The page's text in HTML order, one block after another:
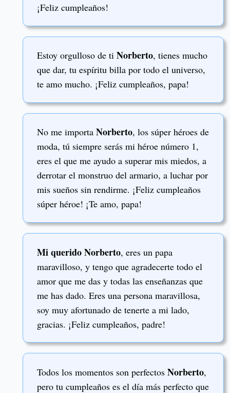
¡Feliz cumpleaños!
Estoy orgulloso de ti Norberto, tienes mucho
que dar, tu espíritu billa por todo el universo,
te amo mucho. ¡Feliz cumpleaños, papa!
No me importa Norberto, los súper héroes de
moda, tú siempre serás mi héroe número 1,
eres el que me ayudo a superar mis miedos, a
derrotar el monstruo del armario, a luchar por
mis sueños sin rendirme. ¡Feliz cumpleaños
súper héroe! ¡Te amo, papa!
Mi querido Norberto, eres un papa
maravilloso, y tengo que agradecerte todo el
amor que me das y todas las enseñanzas que
me has dado. Eres una persona maravillosa,
soy muy afortunado de tenerte a mi lado,
gracias. ¡Feliz cumpleaños, padre!
Todos los momentos son perfectos Norberto,
pero tu cumpleaños es el día más perfecto que